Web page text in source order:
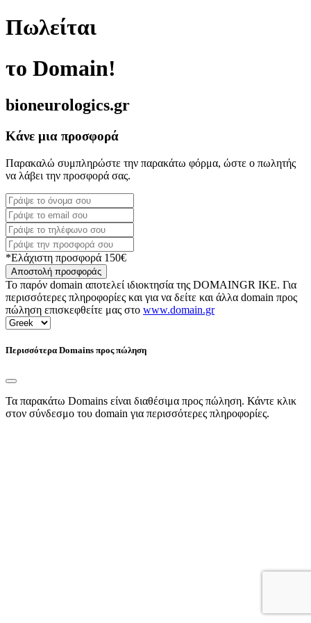
Πωλείται
το Domain!
bioneurologics.gr
Κάνε μια προσφορά
Παρακαλώ συμπληρώστε την παρακάτω φόρμα, ώστε ο πωλητής
να λάβει την προσφορά σας.
*Ελάχιστη προσφορά 150€
Αποστολή προσφοράς
Το παρόν domain αποτελεί ιδιοκτησία της DOMAINGR ΙΚΕ. Για
περισσότερες πληροφορίες και για να δείτε και άλλα domain προς
πώληση επισκεφθείτε μας στο www.domain.gr
Περισσότερα Domains προς πώληση
Τα παρακάτω Domains είναι διαθέσιμα προς πώληση. Κάντε κλικ
στον σύνδεσμο του domain για περισσότερες πληροφορίες.